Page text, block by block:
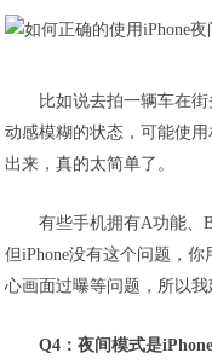
比如说去拍一辆车在
动感模糊的状态，可能使
出来，真的太简单了。
有些手机拥有A功能、
但iPhone没有这个问题，
心画面过曝等问题，所以我
Q4：夜间模式是